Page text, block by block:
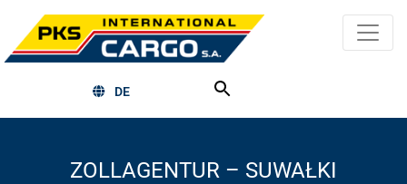
DE
ZOLLAGENTUR – SUWAŁKI